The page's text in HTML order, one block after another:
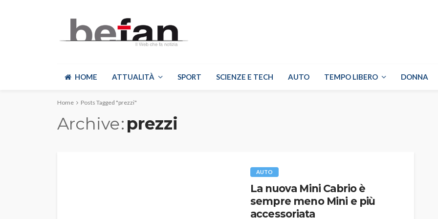
HOME ATTUALITÀ SPORT SCIENZE E TECH AUTO TEMPO LIBERO DONNA
Home Posts Tagged "prezzi"
Archive prezzi
AUTO
La nuova Mini Cabrio è
sempre meno Mini e più
accessoriata